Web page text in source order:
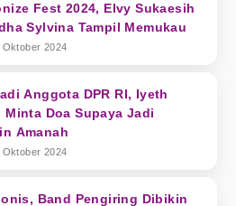
Fest 2024, Elvy Sukaesih
Sylvina Tampil Memukau
Oktober 2024
Anggota DPR RI, Iyeth
Minta Doa Supaya Jadi
Amanah
Oktober 2024
Band Pengiring Dibikin